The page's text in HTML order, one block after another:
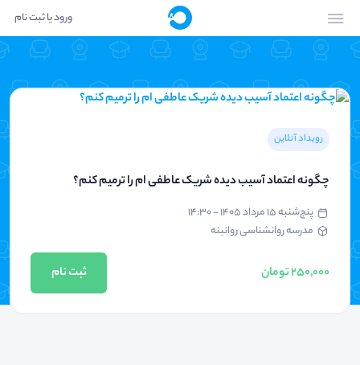
ورود یا ثبت نام
رویداد آنلاین
چگونه اعتماد آسیب دیده شریک عاطفی ام را ترمیم کنم؟
پنج‌شنبه ۱۵ مرداد ۱۴۰۵ - ۱۴:۳۰
مدرسه روانشناسی روانبنه
250,000 تومان ثبت نام